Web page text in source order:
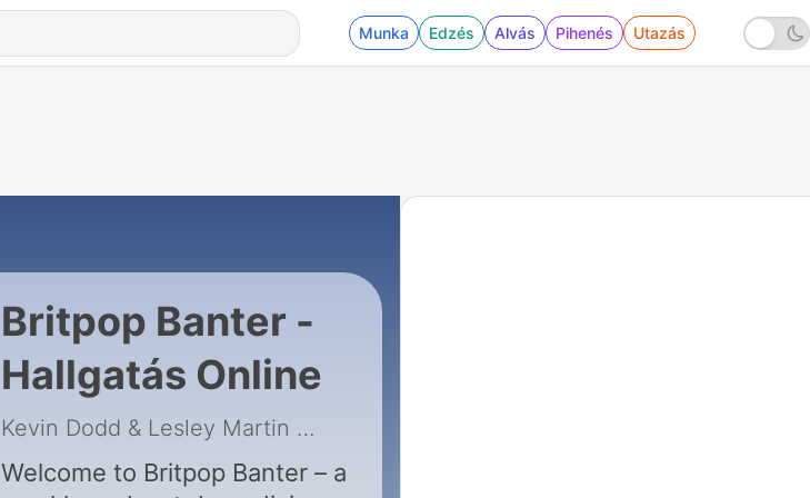
Munka Edzés Alvás Pihenés Utazás
Britpop Banter -
Hallgatás Online
Kevin Dodd & Lesley Martin |
Welcome to Britpop Banter – a